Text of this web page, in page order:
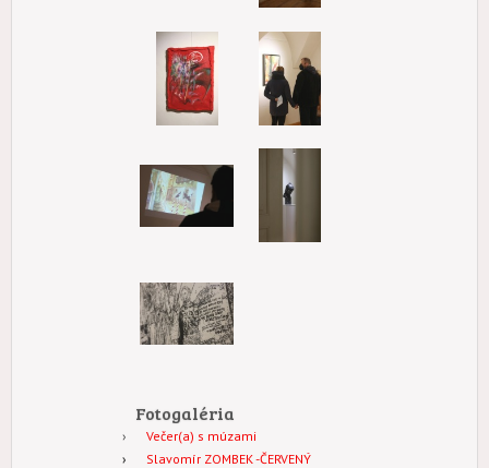
Fotogaléria
Večer(a) s múzami
Slavomír ZOMBEK -ČERVENÝ